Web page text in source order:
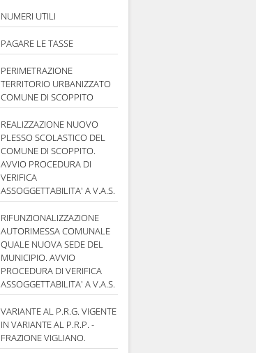
NUMERI UTILI
PAGARE LE TASSE
PERIMETRAZIONE
TERRITORIO URBANIZZATO
COMUNE DI SCOPPITO
REALIZZAZIONE NUOVO
PLESSO SCOLASTICO DEL
COMUNE DI SCOPPITO.
AVVIO PROCEDURA DI
VERIFICA
ASSOGGETTABILITA' A V.A.S.
RIFUNZIONALIZZAZIONE
AUTORIMESSA COMUNALE
QUALE NUOVA SEDE DEL
MUNICIPIO. AVVIO
PROCEDURA DI VERIFICA
ASSOGGETTABILITA' A V.A.S.
VARIANTE AL P.R.G. VIGENTE
IN VARIANTE AL P.R.P. -
FRAZIONE VIGLIANO.